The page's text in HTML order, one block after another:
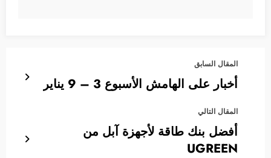
المقال السابق
أخبار على الهامش الأسبوع 3 – 9 يناير
المقال التالي
أفضل بنك طاقة لأجهزة آبل من
UGREEN